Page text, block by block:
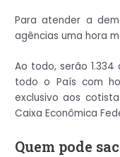
Para atender a
agências uma hora
Ao todo, serão
todo o País com
exclusivo aos
Caixa Econômica
Quem pode